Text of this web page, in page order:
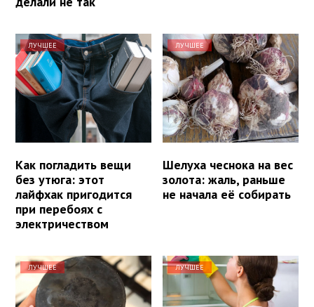
ЛУЧШЕЕ
Как погладить вещи
без утюга: этот
лайфхак пригодится
при перебоях с
электричеством
ЛУЧШЕЕ
Шелуха чеснока на вес
золота: жаль, раньше
не начала её собирать
ЛУЧШЕЕ ЛУЧШЕЕ